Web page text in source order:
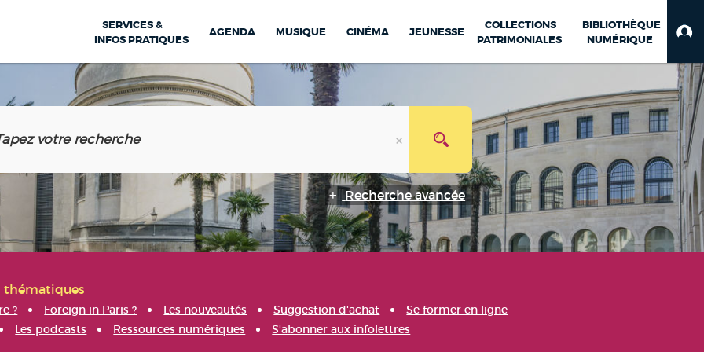
SERVICES &
INFOS PRATIQUES
AGENDA MUSIQUE CINÉMA JEUNESSE
COLLECTIONS
PATRIMONIALES
BIBLIOTHÈQUE
NUMÉRIQUE
Recherche avancée
thématiques
? Foreign in Paris ? Les nouveautés Suggestion d'achat
Se former en ligne
Les podcasts Ressources numériques S'abonner aux infolettres